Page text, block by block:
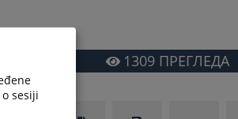
1309 ПРЕГЛЕДА
sesiji